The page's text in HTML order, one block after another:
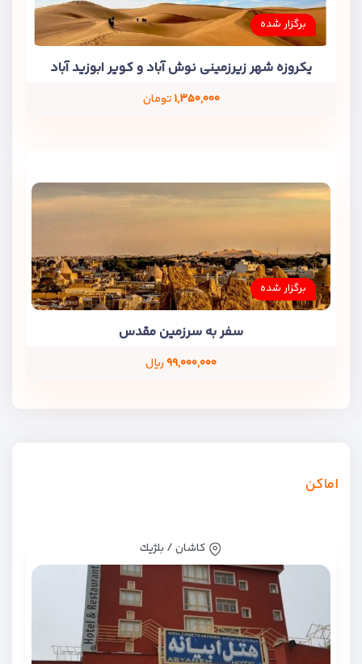
برگزار شده
یکروزه شهر زیرزمینی نوش آباد و کویر ابوزید آباد
۱,۳۵۰,۰۰۰تومان
برگزار شده
سفر به سرزمین مقدس
۹۹,۰۰۰,۰۰۰ریال
اماکن
کاشان / بلژيك